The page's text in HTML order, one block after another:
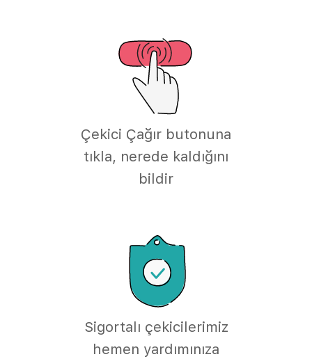
Çekici Çağır butonuna
tıkla, nerede kaldığını
bildir
Sigortalı çekicilerimiz
hemen yardımınıza